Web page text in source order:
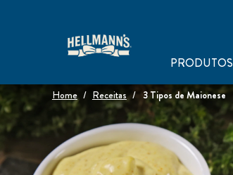
PRODUTOS
Home Receitas 3 Tipos de Maionese